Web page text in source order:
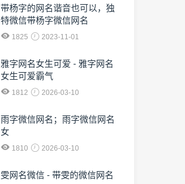
​带杨字的网名谐音也可以，独
特微信带杨字微信网名
1825 2023-11-01
雅字网名女生可爱 - 雅字网名
女生可爱霸气
1812 2026-03-10
雨字微信网名；雨字微信网名
女
1810 2026-03-10
雯网名微信 - 带雯的微信网名